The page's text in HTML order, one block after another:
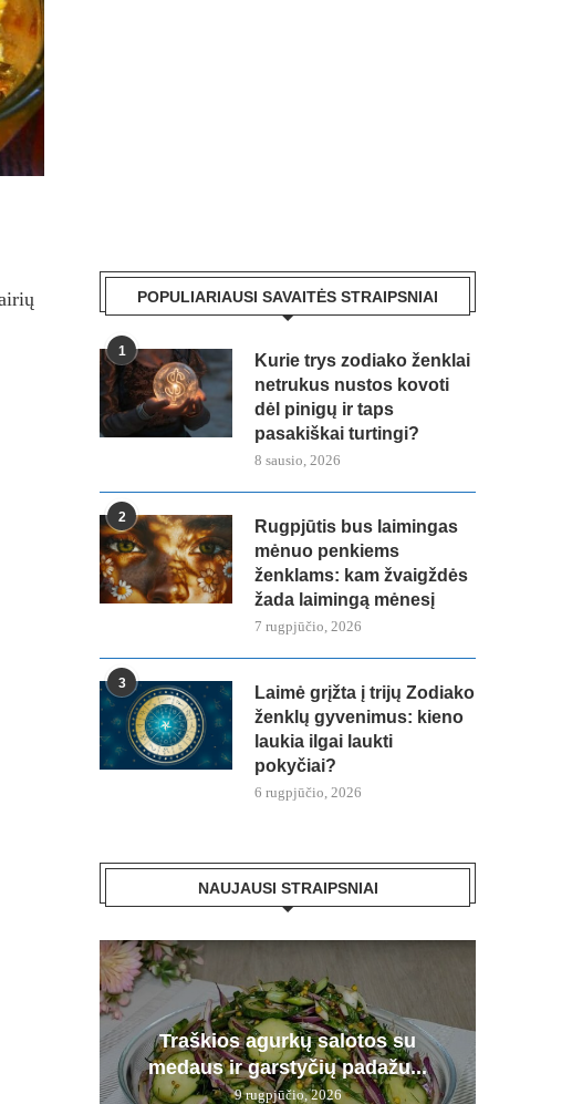
POPULIARIAUSI SAVAITĖS STRAIPSNIAI
1
Kurie trys zodiako ženklai
netrukus nustos kovoti
dėl pinigų ir taps
pasakiškai turtingi?
8 sausio, 2026
2
Rugpjūtis bus laimingas
mėnuo penkiems
ženklams: kam žvaigždės
žada laimingą mėnesį
7 rugpjūčio, 2026
3
Laimė grįžta į trijų Zodiako
ženklų gyvenimus: kieno
laukia ilgai laukti
pokyčiai?
6 rugpjūčio, 2026
NAUJAUSI STRAIPSNIAI
Traškios agurkų salotos su
medaus ir garstyčių padažu...
9 rugpjūčio, 2026